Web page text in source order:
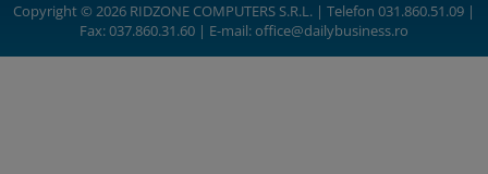
Copyright © 2026 RIDZONE COMPUTERS S.R.L. | Telefon 031.860.51.09 |
Fax: 037.860.31.60 | E-mail:office@dailybusiness.ro